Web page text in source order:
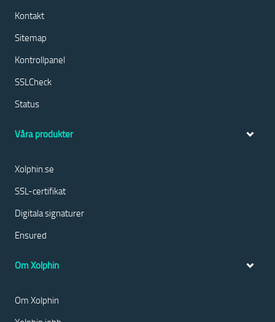
Kontakt
Sitemap
Kontrollpanel
SSLCheck
Status
Våra produkter
Xolphin.se
SSL-certifikat
Digitala signaturer
Ensured
Om Xolphin
Om Xolphin